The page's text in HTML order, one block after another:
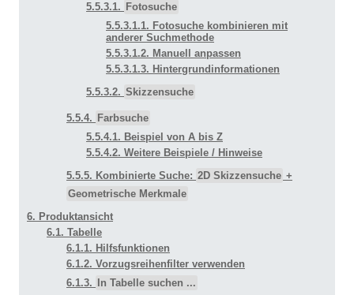
5.5.3.1. Fotosuche
5.5.3.1.1. Fotosuche kombinieren mit
anderer Suchmethode
5.5.3.1.2. Manuell anpassen
5.5.3.1.3. Hintergrundinformationen
5.5.3.2. Skizzensuche
5.5.4. Farbsuche
5.5.4.1. Beispiel von A bis Z
5.5.4.2. Weitere Beispiele / Hinweise
5.5.5. Kombinierte Suche: 2D Skizzensuche +
Geometrische Merkmale
6. Produktansicht
6.1. Tabelle
6.1.1. Hilfsfunktionen
6.1.2. Vorzugsreihenfilter verwenden
6.1.3.
In Tabelle suchen ...